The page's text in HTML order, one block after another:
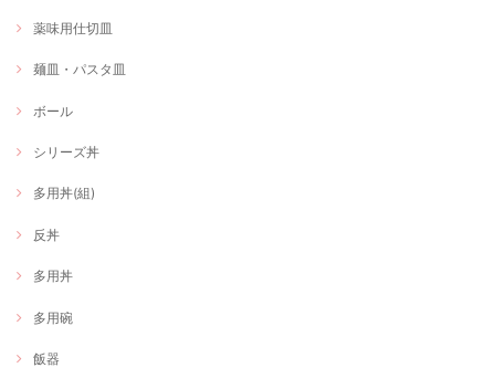
薬味用仕切皿
麺皿・パスタ皿
ボール
シリーズ丼
多用丼(組)
反丼
多用丼
多用碗
飯器